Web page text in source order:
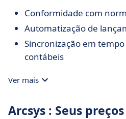
Conformidade com
Automatização de
Sincronização em
contábeis
Ver mais
Arcsys : Seus preços